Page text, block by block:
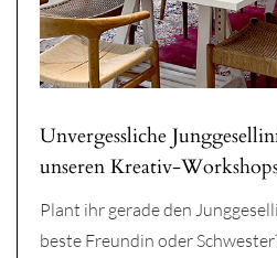
Unvergessliche
unseren Kreativ-
Plant ihr gerade den
beste Freundin oder